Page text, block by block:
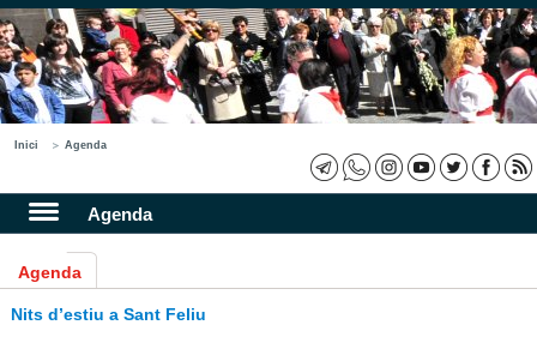
Inici Agenda
Agenda
Agenda
Nits d’estiu a Sant Feliu